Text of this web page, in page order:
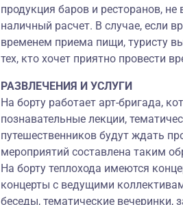
продукция баров и ресторанов,
наличный расчет. В случае, если
временем приема пищи, туристу
тех, кто хочет приятно провести
РАЗВЛЕЧЕНИЯ И УСЛУГИ
На борту работает арт-бригада,
познавательные лекции,
путешественников будут ждать
мероприятий составлена таким
На борту теплохода имеются
концерты с ведущими
беседы, тематические